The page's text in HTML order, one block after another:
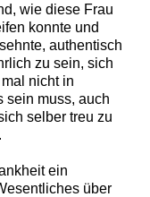
wie diese Frau
konnte und
authentisch
zu sein, sich
nicht in
sein muss, auch
selber treu zu
ein
über